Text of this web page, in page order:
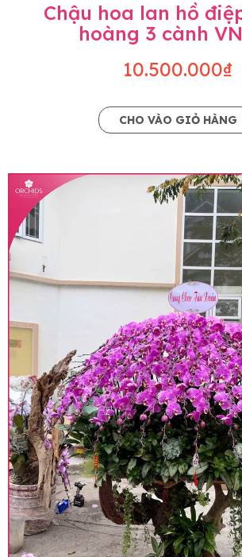
Chậu hoa lan hồ
hoàng 3 cành
10.500.000₫
CHO VÀO GIỎ HÀNG